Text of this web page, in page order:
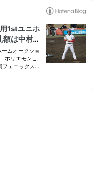
1stユニホ
は中村道
ムオークショ
ホリエモンこ
フェニックス。
球団史に残る